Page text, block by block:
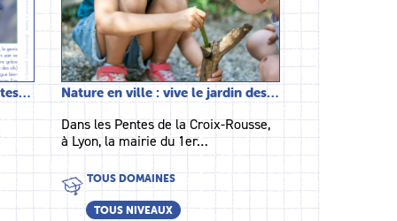
Nature en ville : vive le jardin des…
Dans les Pentes de la Croix-Rousse,
à Lyon, la mairie du 1er…
TOUS DOMAINES
TOUS NIVEAUX